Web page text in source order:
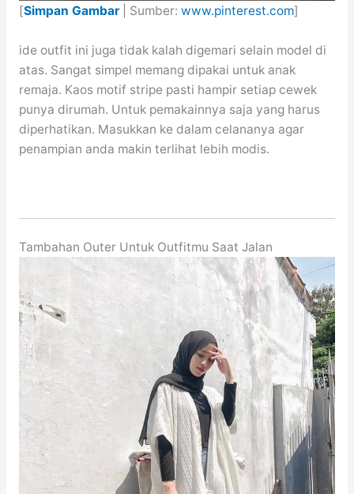
[Simpan Gambar| Sumber: www.pinterest.com]
ide outfit ini juga tidak kalah digemari selain model di
atas. Sangat simpel memang dipakai untuk anak
remaja. Kaos motif stripe pasti hampir setiap cewek
punya dirumah. Untuk pemakainnya saja yang harus
diperhatikan. Masukkan ke dalam celananya agar
penampian anda makin terlihat lebih modis.
Tambahan Outer Untuk Outfitmu Saat Jalan